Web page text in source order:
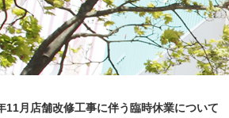
11月店舗改修工事に伴う臨時休業について